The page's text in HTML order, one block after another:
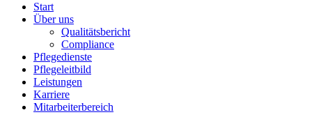
Start
Über uns
Qualitätsbericht
Compliance
Pflegedienste
Pflegeleitbild
Leistungen
Karriere
Mitarbeiterbereich